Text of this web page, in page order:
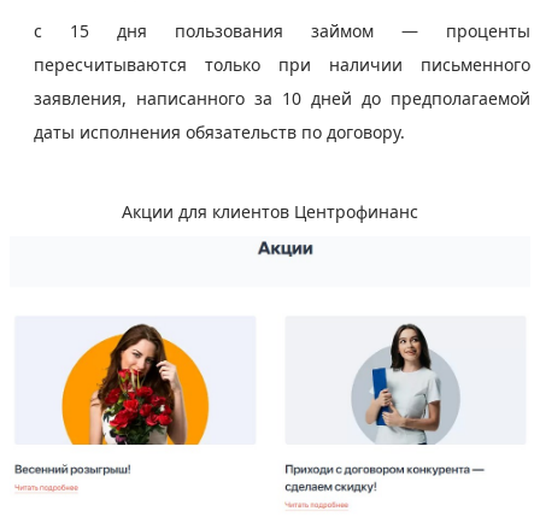
с 15 дня пользования займом — проценты
пересчитываются только при наличии письменного
заявления, написанного за 10 дней до предполагаемой
даты исполнения обязательств по договору.
Акции для клиентов Центрофинанс